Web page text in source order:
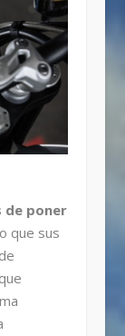
de poner
que sus